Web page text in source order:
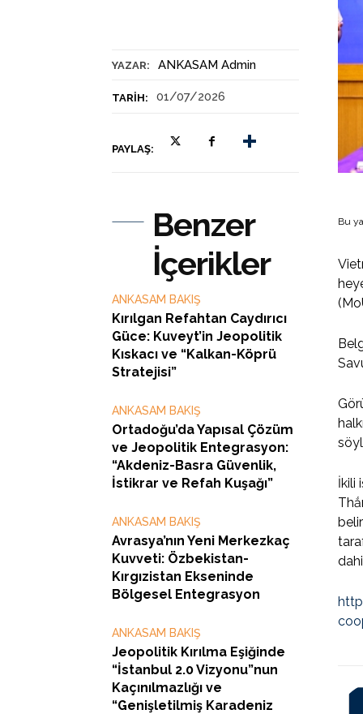
YAZAR: ANKASAM Admin
TARIH: 01/07/2026
PAYLAŞ:
Benzer
İçerikler
ANKASAM BAKIŞ
Kırılgan Refahtan Caydırıcı
Güce: Kuveyt’in Jeopolitik
Kıskacı ve “Kalkan-Köprü
Stratejisi”
ANKASAM BAKIŞ
Ortadoğu’da Yapısal Çözüm
ve Jeopolitik Entegrasyon:
“Akdeniz-Basra Güvenlik,
İstikrar ve Refah Kuşağı”
ANKASAM BAKIŞ
Avrasya’nın Yeni Merkezkaç
Kuvveti: Özbekistan-
Kırgızistan Ekseninde
Bölgesel Entegrasyon
ANKASAM BAKIŞ
Jeopolitik Kırılma Eşiğinde
“İstanbul 2.0 Vizyonu”nun
Kaçınılmazlığı ve
“Genişletilmiş Karadeniz
Bu
İkili